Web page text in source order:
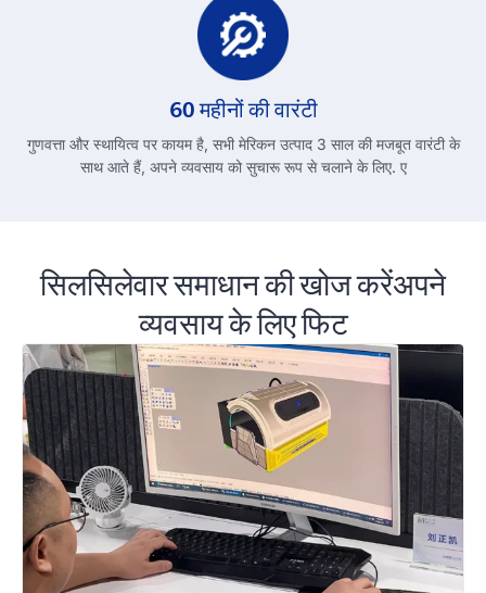
60 महीनों की वारंटी
गुणवत्ता और स्थायित्व पर कायम है, सभी मेरिकन उत्पाद 3 साल की मजबूत वारंटी के
साथ आते हैं, अपने व्यवसाय को सुचारू रूप से चलाने के लिए. ए
सिलसिलेवार समाधान की खोज करेंअपने
व्यवसाय के लिए फिट